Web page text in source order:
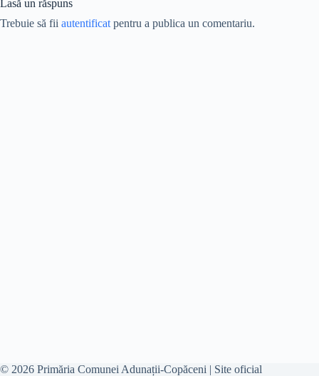
Lasă un răspuns
Trebuie să fii autentificat pentru a publica un comentariu.
© 2026 Primăria Comunei Adunații-Copăceni | Site oficial